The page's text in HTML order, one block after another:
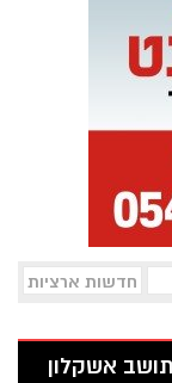
חדשות ארציות
תושב אשקלון